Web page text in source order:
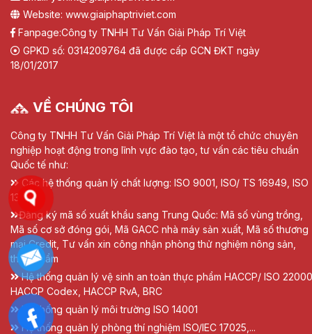
Website: www.giaiphaptriviet.com
Fanpage:Công ty TNHH Tư Vấn Giải Pháp Trí Việt
GPKD số: 0314209764 đã được cấp GCN ĐKT ngày
18/01/2017
VỀ CHÚNG TÔI
Công ty TNHH Tư Vấn Giải Pháp Trí Việt là một tổ chức chuyên
nghiệp hoạt động trong lĩnh vực đào tạo, tư vấn các tiêu chuẩn
Quốc tế như:
Các hệ thống quản lý chất lượng: ISO 9001, ISO/ TS 16949, ISO
13485
Đăng ký mã số xuất khẩu sang Trung Quốc: Mã số vùng trồng,
Mã số cơ sở đóng gói, Mã GACC nhà máy sản xuất, Mã số thương
mại Credit, Tư vấn xin công nhận phòng thử nghiệm nông sản,
thực phẩm
Hệ thống quản lý vệ sinh an toàn thực phẩm HACCP/ ISO
HACCP Codex, HACCP RvA, BRC
Hệ thống quản lý môi trường ISO 14001
Hệ thống quản lý phòng thí nghiệm ISO/IEC 17025,...